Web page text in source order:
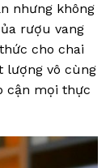
nhưng không
rượu vang
cho chai
lượng vô cùng
cận mọi thực